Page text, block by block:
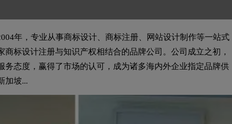
年，专业从事商标设计、商标注册、网站设计制作等一站式
标设计注册与知识产权相结合的品牌公司。公司成立之初，
态度，赢得了市场的认可，成为诸多海内外企业指定品牌供
加坡...